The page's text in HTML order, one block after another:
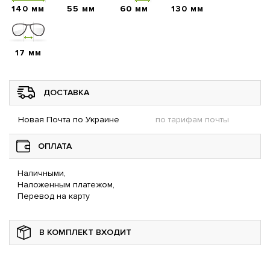
140 мм 55 мм 60 мм 130 мм
17 мм
ДОСТАВКА
Новая Почта по Украине по тарифам почты
ОПЛАТА
Наличными,
Наложенным платежом,
Перевод на карту
В КОМПЛЕКТ ВХОДИТ